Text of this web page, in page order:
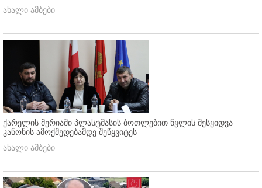
ახალი ამბები
ქარელის მერიაში პლასტმასის ბოთლებით წყლის შესყიდვა
კანონის ამოქმედებამდე შეწყვიტეს
ახალი ამბები